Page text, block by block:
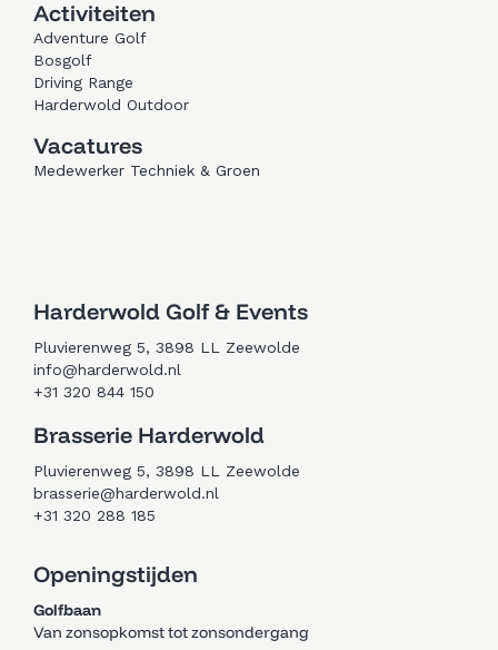
Activiteiten
Adventure Golf
Bosgolf
Driving Range
Harderwold Outdoor
Vacatures
Medewerker Techniek & Groen
Harderwold Golf & Events
Pluvierenweg 5, 3898 LL Zeewolde
info@harderwold.nl
+31 320 844 150
Brasserie Harderwold
Pluvierenweg 5, 3898 LL Zeewolde
brasserie@harderwold.nl
+31 320 288 185
Openingstijden
Golfbaan
Van zonsopkomst tot zonsondergang